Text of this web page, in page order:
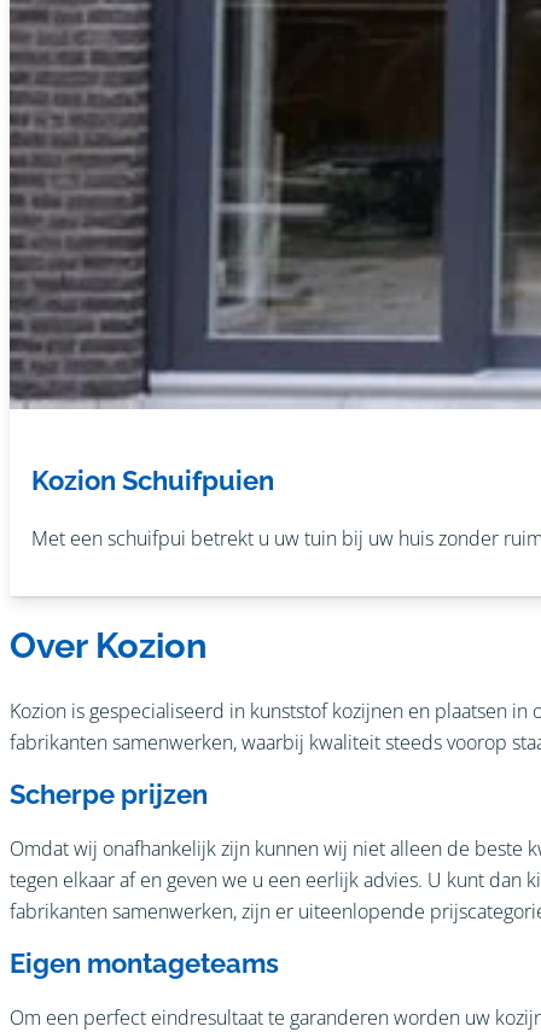
Kozion Schuifpuien
Met een schuifpui betrekt u uw tuin bij uw huis zonder
Over Kozion
Kozion is gespecialiseerd in kunststof kozijnen en plaatsen in
fabrikanten samenwerken, waarbij kwaliteit steeds voorop
Scherpe prijzen
Omdat wij onafhankelijk zijn kunnen wij niet alleen de beste
tegen elkaar af en geven we u een eerlijk advies. U kunt
fabrikanten samenwerken, zijn er uiteenlopende
Eigen montageteams
Om een perfect eindresultaat te garanderen worden uw